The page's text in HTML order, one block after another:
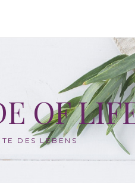
OF
DES LEBENS